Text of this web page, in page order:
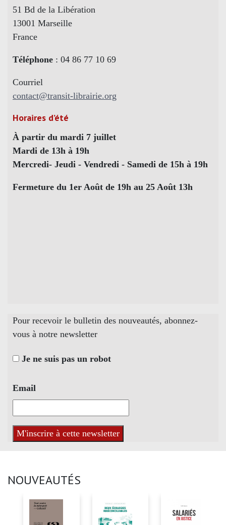
51 Bd de la Libération
13001 Marseille
France
Téléphone : 04 86 77 10 69
Courriel
contact@transit-librairie.org
Horaires d’été
À partir du mardi 7 juillet
Mardi de 13h à 19h
Mercredi- Jeudi - Vendredi - Samedi de 15h à 19h
Fermeture du 1er Août de 19h au 25 Août 13h
Pour recevoir le bulletin des nouveautés, abonnez-
vous à notre newsletter
Je ne suis pas un robot
Email
NOUVEAUTÉS